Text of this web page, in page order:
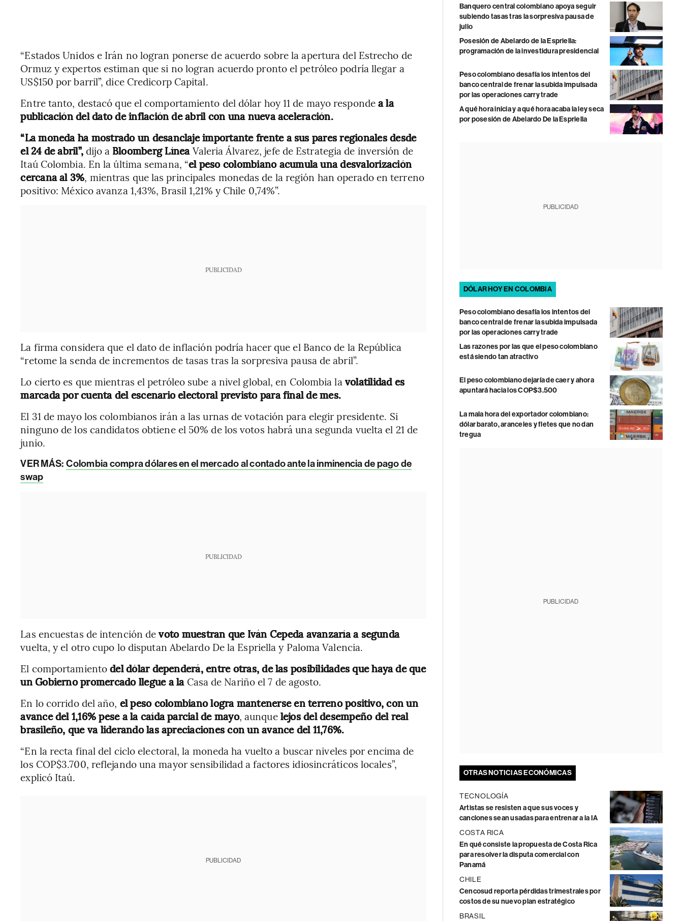
“Estados Unidos e Irán no logran ponerse de acuerdo sobre la apertura del Estrecho de
Ormuz y expertos estiman que si no logran acuerdo pronto el petróleo podría llegar a
US$150 por barril”, dice Credicorp Capital.
Entre tanto, destacó que el comportamiento del dólar hoy 11 de mayo respondea la
publicación del dato de inflación de abril con una nueva aceleración.
“La moneda ha mostrado un desanclaje importante frente a sus pares regionales desde
el 24 de abril”,dijo a Bloomberg Línea Valeria Álvarez, jefe de Estrategia de inversión de
Itaú Colombia. En la última semana, “el peso colombiano acumula una desvalorización
cercana al 3%, mientras que las principales monedas de la región han operado en terreno
positivo: México avanza 1,43%, Brasil 1,21% y Chile 0,74%”.
PUBLICIDAD
La firma considera que el dato de inflación podría hacer que el Banco de la República
“retome la senda de incrementos de tasas tras la sorpresiva pausa de abril”.
Lo cierto es que mientras el petróleo sube a nivel global, en Colombia la volatilidad es
marcada por cuenta del escenario electoral previsto para final de mes.
El 31 de mayo los colombianos irán a las urnas de votación para elegir presidente. Si
ninguno de los candidatos obtiene el 50% de los votos habrá una segunda vuelta el 21 de
junio.
VER MÁS: Colombia compra dólares en el mercado al contado ante la inminencia de pago de
swap
PUBLICIDAD
Las encuestas de intención devoto muestran que Iván Cepeda avanzaría a segunda
vuelta, y el otro cupo lo disputan Abelardo De la Espriella y Paloma Valencia.
El comportamientodel dólar dependerá, entre otras, de las posibilidades que haya de que
un Gobierno promercado llegue a laCasa de Nariño el 7 de agosto.
En lo corrido del año, el peso colombiano logra mantenerse en terreno positivo, con un
avance del 1,16% pese a la caída parcial de mayo, aunquelejos del desempeño del real
brasileño, que va liderando las apreciaciones con un avance del 11,76%.
“En la recta final del ciclo electoral, la moneda ha vuelto a buscar niveles por encima de
los COP$3.700, reflejando una mayor sensibilidad a factores idiosincráticos locales”,
explicó Itaú.
PUBLICIDAD
Banquero central colombiano apoya seguir
subiendo tasas tras la sorpresiva pausa de
julio
Posesión de Abelardo de la Espriella:
programación de la investidura presidencial
Peso colombiano desafía los intentos del
banco central de frenar la subida impulsada
por las operaciones carry trade
A qué hora inicia y a qué hora acaba la ley seca
por posesión de Abelardo De la Espriella
PUBLICIDAD
DÓLAR HOY EN COLOMBIA
Peso colombiano desafía los intentos del
banco central de frenar la subida impulsada
por las operaciones carry trade
Las razones por las que el peso colombiano
está siendo tan atractivo
El peso colombiano dejaría de caer y ahora
apuntará hacia los COP$3.500
La mala hora del exportador colombiano:
dólar barato, aranceles y fletes que no dan
tregua
PUBLICIDAD
OTRAS NOTICIAS ECONÓMICAS
TECNOLOGÍA
Artistas se resisten a que sus voces y
canciones sean usadas para entrenar a la IA
COSTA RICA
En qué consiste la propuesta de Costa Rica
para resolver la disputa comercial con
Panamá
CHILE
Cencosud reporta pérdidas trimestrales por
costos de su nuevo plan estratégico
BRASIL